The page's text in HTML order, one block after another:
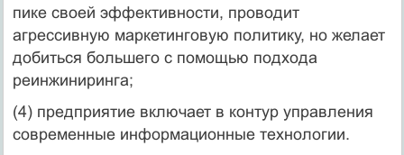
пике своей эффективности, проводит
агрессивную маркетинговую политику, но желает
добиться большего с помощью подхода
реинжиниринга;
(4) предприятие включает в контур управления
современные информационные технологии.